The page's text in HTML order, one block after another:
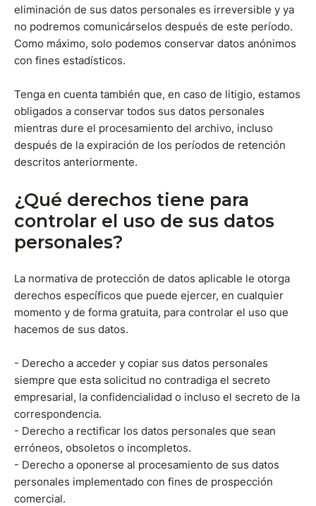
eliminación de sus datos personales es irreversible y ya
no podremos comunicárselos después de este período.
Como máximo, solo podemos conservar datos anónimos
con fines estadísticos.
Tenga en cuenta también que, en caso de litigio, estamos
obligados a conservar todos sus datos personales
mientras dure el procesamiento del archivo, incluso
después de la expiración de los períodos de retención
descritos anteriormente.
¿Qué derechos tiene para
controlar el uso de sus datos
personales?
La normativa de protección de datos aplicable le otorga
derechos específicos que puede ejercer, en cualquier
momento y de forma gratuita, para controlar el uso que
hacemos de sus datos.
- Derecho a acceder y copiar sus datos personales
siempre que esta solicitud no contradiga el secreto
empresarial, la confidencialidad o incluso el secreto de la
correspondencia.
- Derecho a rectificar los datos personales que sean
erróneos, obsoletos o incompletos.
- Derecho a oponerse al procesamiento de sus datos
personales implementado con fines de prospección
comercial.